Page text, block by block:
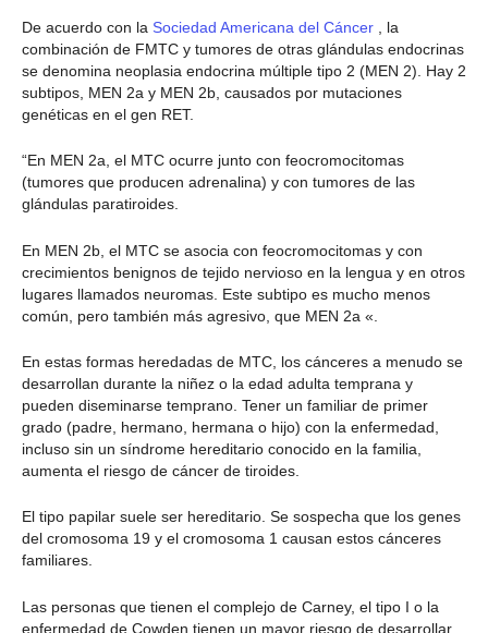
De acuerdo con la Sociedad Americana del Cáncer , la
combinación de FMTC y tumores de otras glándulas endocrinas
se denomina neoplasia endocrina múltiple tipo 2 (MEN 2). Hay 2
subtipos, MEN 2a y MEN 2b, causados por mutaciones
genéticas en el gen RET.
“En MEN 2a, el MTC ocurre junto con feocromocitomas
(tumores que producen adrenalina) y con tumores de las
glándulas paratiroides.
En MEN 2b, el MTC se asocia con feocromocitomas y con
crecimientos benignos de tejido nervioso en la lengua y en otros
lugares llamados neuromas. Este subtipo es mucho menos
común, pero también más agresivo, que MEN 2a «.
En estas formas heredadas de MTC, los cánceres a menudo se
desarrollan durante la niñez o la edad adulta temprana y
pueden diseminarse temprano. Tener un familiar de primer
grado (padre, hermano, hermana o hijo) con la enfermedad,
incluso sin un síndrome hereditario conocido en la familia,
aumenta el riesgo de cáncer de tiroides.
El tipo papilar suele ser hereditario. Se sospecha que los genes
del cromosoma 19 y el cromosoma 1 causan estos cánceres
familiares.
Las personas que tienen el complejo de Carney, el tipo I o la
enfermedad de Cowden tienen un mayor riesgo de desarrollar